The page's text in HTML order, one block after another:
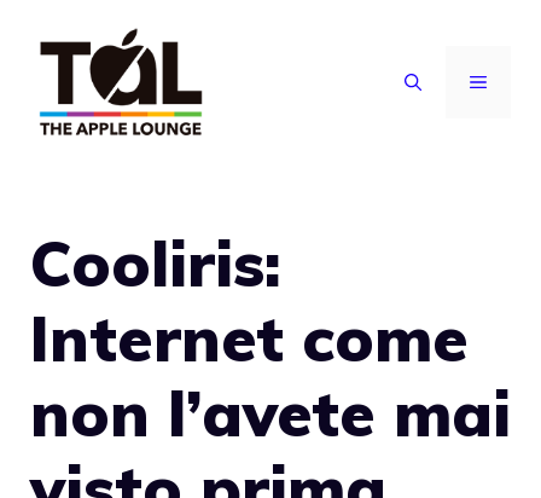
contenuto
MENU
Cooliris:
Internet come
non l’avete mai